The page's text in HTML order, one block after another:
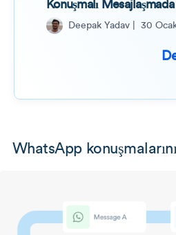
Konuşmalı
Deepak Yadav | 30
WhatsApp